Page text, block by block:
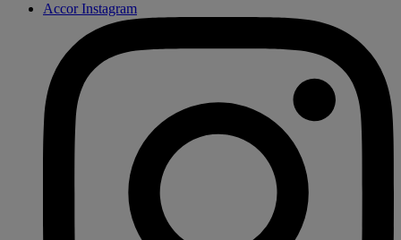
Accor Instagram